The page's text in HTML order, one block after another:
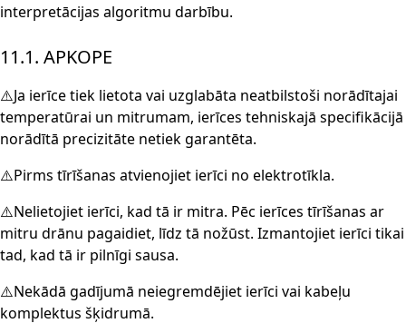
interpretācijas algoritmu darbību.
11.1. APKOPE
⚠️Ja ierīce tiek lietota vai uzglabāta neatbilstoši norādītajai
temperatūrai un mitrumam, ierīces tehniskajā specifikācijā
norādītā precizitāte netiek garantēta.
⚠️Pirms tīrīšanas atvienojiet ierīci no elektrotīkla.
⚠️Nelietojiet ierīci, kad tā ir mitra. Pēc ierīces tīrīšanas ar
mitru drānu pagaidiet, līdz tā nožūst. Izmantojiet ierīci tikai
tad, kad tā ir pilnīgi sausa.
⚠️Nekādā gadījumā neiegremdējiet ierīci vai kabeļu
komplektus šķidrumā.